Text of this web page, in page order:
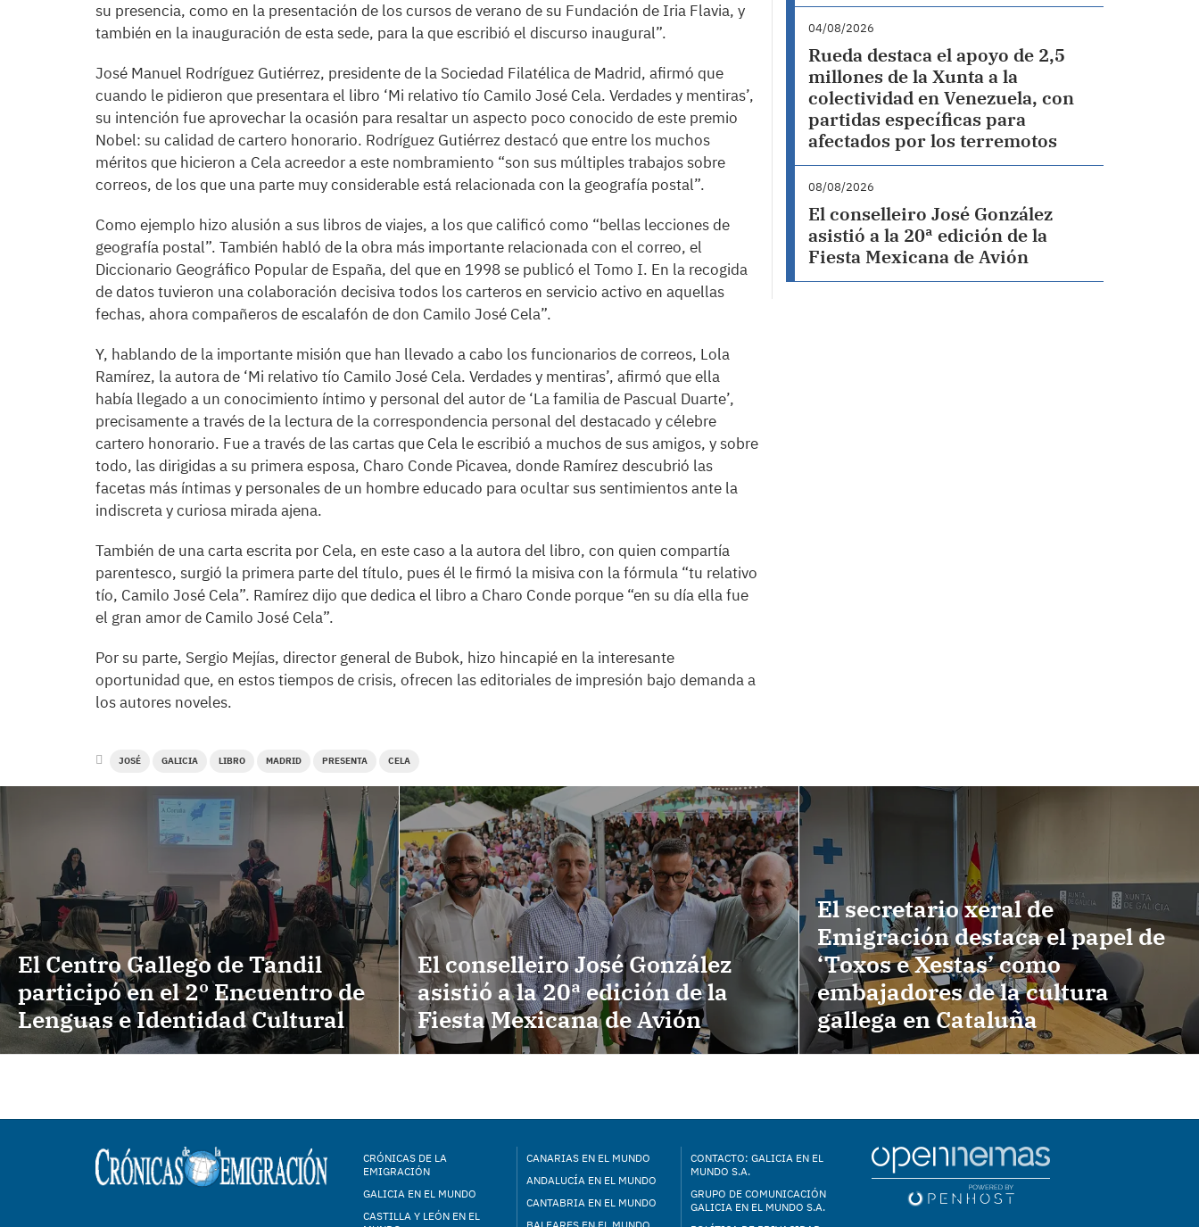
su presencia, como en la presentación de los cursos de verano de su Fundación de Iria Flavia, y
también en la inauguración de esta sede, para la que escribió el discurso inaugural”.
José Manuel Rodríguez Gutiérrez, presidente de la Sociedad Filatélica de Madrid, afirmó que
cuando le pidieron que presentara el libro ‘Mi relativo tío Camilo José Cela. Verdades y mentiras’,
su intención fue aprovechar la ocasión para resaltar un aspecto poco conocido de este premio
Nobel: su calidad de cartero honorario. Rodríguez Gutiérrez destacó que entre los muchos
méritos que hicieron a Cela acreedor a este nombramiento “son sus múltiples trabajos sobre
correos, de los que una parte muy considerable está relacionada con la geografía postal”.
Como ejemplo hizo alusión a sus libros de viajes, a los que calificó como “bellas lecciones de
geografía postal”. También habló de la obra más importante relacionada con el correo, el
Diccionario Geográfico Popular de España, del que en 1998 se publicó el Tomo I. En la recogida
de datos tuvieron una colaboración decisiva todos los carteros en servicio activo en aquellas
fechas, ahora compañeros de escalafón de don Camilo José Cela”.
Y, hablando de la importante misión que han llevado a cabo los funcionarios de correos, Lola
Ramírez, la autora de ‘Mi relativo tío Camilo José Cela. Verdades y mentiras’, afirmó que ella
había llegado a un conocimiento íntimo y personal del autor de ‘La familia de Pascual Duarte’,
precisamente a través de la lectura de la correspondencia personal del destacado y célebre
cartero honorario. Fue a través de las cartas que Cela le escribió a muchos de sus amigos, y sobre
todo, las dirigidas a su primera esposa, Charo Conde Picavea, donde Ramírez descubrió las
facetas más íntimas y personales de un hombre educado para ocultar sus sentimientos ante la
indiscreta y curiosa mirada ajena.
También de una carta escrita por Cela, en este caso a la autora del libro, con quien compartía
parentesco, surgió la primera parte del título, pues él le firmó la misiva con la fórmula “tu relativo
tío, Camilo José Cela”. Ramírez dijo que dedica el libro a Charo Conde porque “en su día ella fue
el gran amor de Camilo José Cela”.
Por su parte, Sergio Mejías, director general de Bubok, hizo hincapié en la interesante
oportunidad que, en estos tiempos de crisis, ofrecen las editoriales de impresión bajo demanda a
los autores noveles.
JOSÉ GALICIA LIBRO MADRID PRESENTA CELA
04/08/2026
Rueda destaca el apoyo de 2,5
millones de la Xunta a la
colectividad en Venezuela, con
partidas específicas para
afectados por los terremotos
08/08/2026
El conselleiro José González
asistió a la 20ª edición de la
Fiesta Mexicana de Avión
El Centro Gallego de Tandil
participó en el 2º Encuentro de
Lenguas e Identidad Cultural
El conselleiro José González
asistió a la 20ª edición de la
Fiesta Mexicana de Avión
El secretario xeral de
Emigración destaca el papel de
‘Toxos e Xestas’ como
embajadores de la cultura
gallega en Cataluña
CRÓNICAS DE LA
EMIGRACIÓN
GALICIA EN EL MUNDO
CASTILLA Y LEÓN EN EL
CANARIAS EN EL MUNDO
ANDALUCÍA EN EL MUNDO
CANTABRIA EN EL MUNDO
CONTACTO: GALICIA EN EL
MUNDO S.A.
GRUPO DE COMUNICACIÓN
GALICIA EN EL MUNDO S.A.